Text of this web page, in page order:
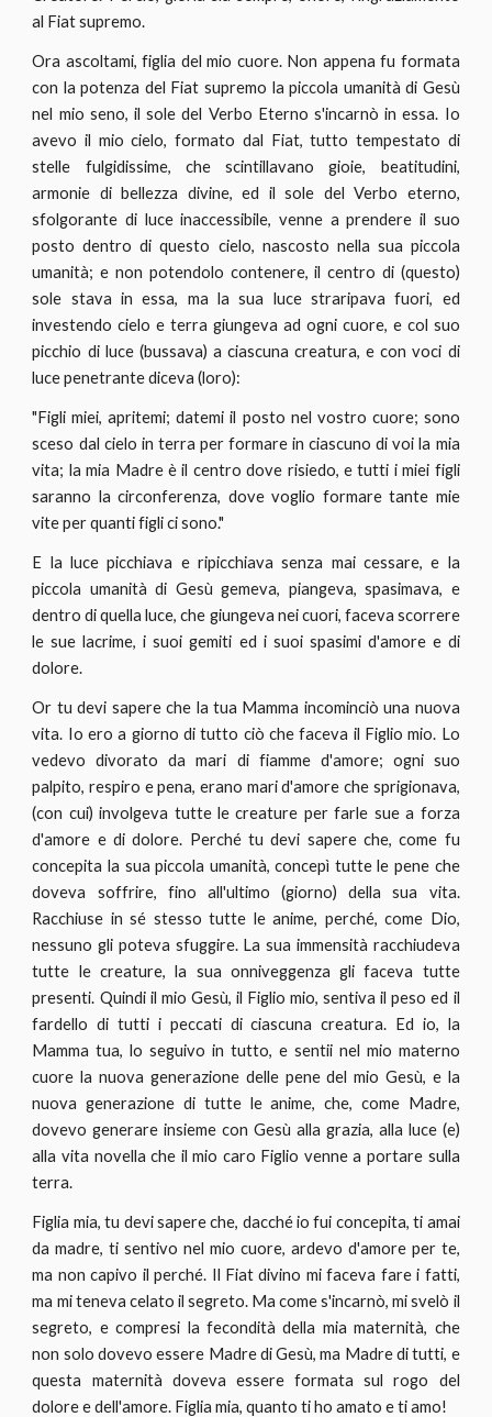
al Fiat supremo.
Ora ascoltami, figlia del mio cuore. Non appena fu formata
con la potenza del Fiat supremo la piccola umanità di Gesù
nel mio seno, il sole del Verbo Eterno s'incarnò in essa. Io
avevo il mio cielo, formato dal Fiat, tutto tempestato di
stelle fulgidissime, che scintillavano gioie, beatitudini,
armonie di bellezza divine, ed il sole del Verbo eterno,
sfolgorante di luce inaccessibile, venne a prendere il suo
posto dentro di questo cielo, nascosto nella sua piccola
umanità; e non potendolo contenere, il centro di (questo)
sole stava in essa, ma la sua luce straripava fuori, ed
investendo cielo e terra giungeva ad ogni cuore, e col suo
picchio di luce (bussava) a ciascuna creatura, e con voci di
luce penetrante diceva (loro):
"Figli miei, apritemi; datemi il posto nel vostro cuore; sono
sceso dal cielo in terra per formare in ciascuno di voi la mia
vita; la mia Madre è il centro dove risiedo, e tutti i miei figli
saranno la circonferenza, dove voglio formare tante mie
vite per quanti figli ci sono."
E la luce picchiava e ripicchiava senza mai cessare, e la
piccola umanità di Gesù gemeva, piangeva, spasimava, e
dentro di quella luce, che giungeva nei cuori, faceva scorrere
le sue lacrime, i suoi gemiti ed i suoi spasimi d'amore e di
dolore.
Or tu devi sapere che la tua Mamma incominciò una nuova
vita. Io ero a giorno di tutto ciò che faceva il Figlio mio. Lo
vedevo divorato da mari di fiamme d'amore; ogni suo
palpito, respiro e pena, erano mari d'amore che sprigionava,
(con cui) involgeva tutte le creature per farle sue a forza
d'amore e di dolore. Perché tu devi sapere che, come fu
concepita la sua piccola umanità, concepì tutte le pene che
doveva soffrire, fino all'ultimo (giorno) della sua vita.
Racchiuse in sé stesso tutte le anime, perché, come Dio,
nessuno gli poteva sfuggire. La sua immensità racchiudeva
tutte le creature, la sua onniveggenza gli faceva tutte
presenti. Quindi il mio Gesù, il Figlio mio, sentiva il peso ed il
fardello di tutti i peccati di ciascuna creatura. Ed io, la
Mamma tua, lo seguivo in tutto, e sentii nel mio materno
cuore la nuova generazione delle pene del mio Gesù, e la
nuova generazione di tutte le anime, che, come Madre,
dovevo generare insieme con Gesù alla grazia, alla luce (e)
alla vita novella che il mio caro Figlio venne a portare sulla
terra.
Figlia mia, tu devi sapere che, dacché io fui concepita, ti amai
da madre, ti sentivo nel mio cuore, ardevo d'amore per te,
ma non capivo il perché. Il Fiat divino mi faceva fare i fatti,
ma mi teneva celato il segreto. Ma come s'incarnò, mi svelò il
segreto, e compresi la fecondità della mia maternità, che
non solo dovevo essere Madre di Gesù, ma Madre di tutti, e
questa maternità doveva essere formata sul rogo del
dolore e dell'amore. Figlia mia, quanto ti ho amato e ti amo!